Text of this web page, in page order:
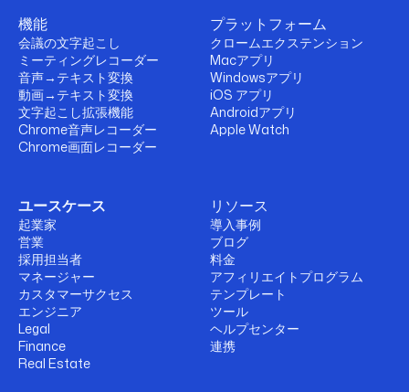
機能
会議の文字起こし
ミーティングレコーダー
音声→テキスト変換
動画→テキスト変換
文字起こし拡張機能
Chrome音声レコーダー
Chrome画面レコーダー
プラットフォーム
クロームエクステンション
Macアプリ
Windowsアプリ
iOS アプリ
Androidアプリ
Apple Watch
ユースケース
起業家
営業
採用担当者
マネージャー
カスタマーサクセス
エンジニア
Legal
Finance
Real Estate
リソース
導入事例
ブログ
料金
アフィリエイトプログラム
テンプレート
ツール
ヘルプセンター
連携